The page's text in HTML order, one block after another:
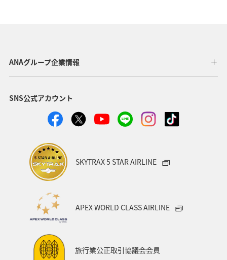
ANAグループ企業情報
SNS公式アカウント
SKYTRAX 5 STAR AIRLINE
APEX WORLD CLASS AIRLINE
旅行業公正取引協議会会員